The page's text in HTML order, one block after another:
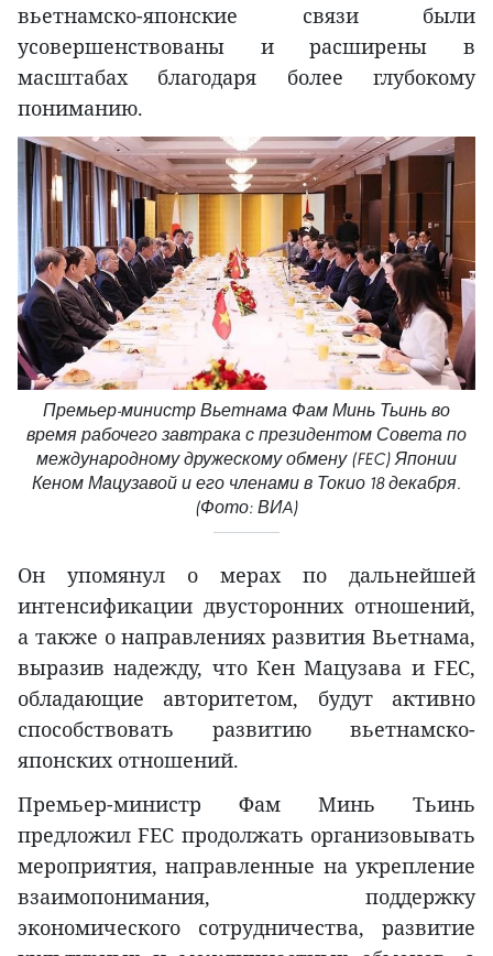
вьетнамско-японские связи были
усовершенствованы и расширены в
масштабах благодаря более глубокому
пониманию.
Премьер-министр Вьетнама Фам Минь Тьинь во
время рабочего завтрака с президентом Совета по
международному дружескому обмену (FEC) Японии
Кеном Мацузавой и его членами в Токио 18 декабря.
(Фото: ВИA)
Он упомянул о мерах по дальнейшей
интенсификации двусторонних отношений,
а также о направлениях развития Вьетнама,
выразив надежду, что Кен Мацузава и FEC,
обладающие авторитетом, будут активно
способствовать развитию вьетнамско-
японских отношений.
Премьер-министр Фам Минь Тьинь
предложил FEC продолжать организовывать
мероприятия, направленные на укрепление
взаимопонимания, поддержку
экономического сотрудничества, развитие